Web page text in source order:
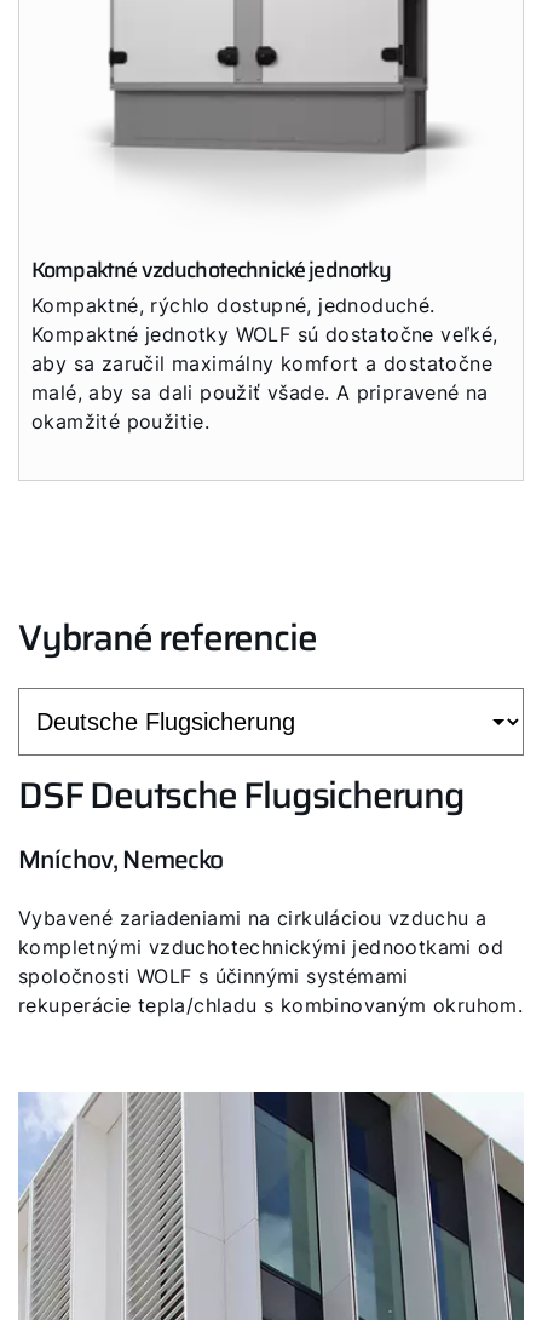
Kompaktné vzduchotechnické jednotky
Kompaktné, rýchlo dostupné, jednoduché.
Kompaktné jednotky WOLF sú dostatočne veľké,
aby sa zaručil maximálny komfort a dostatočne
malé, aby sa dali použiť všade. A pripravené na
okamžité použitie.
Vybrané referencie
DSF Deutsche Flugsicherung
Mníchov, Nemecko
Vybavené zariadeniami na cirkuláciou vzduchu a
kompletnými vzduchotechnickými jednootkami od
spoločnosti WOLF s účinnými systémami
rekuperácie tepla/chladu s kombinovaným okruhom.